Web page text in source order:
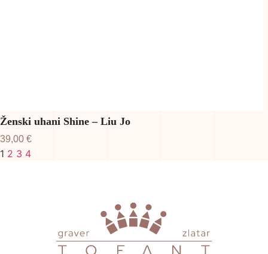
Ženski uhani Shine – Liu Jo
39,00 €
1 2 3 4